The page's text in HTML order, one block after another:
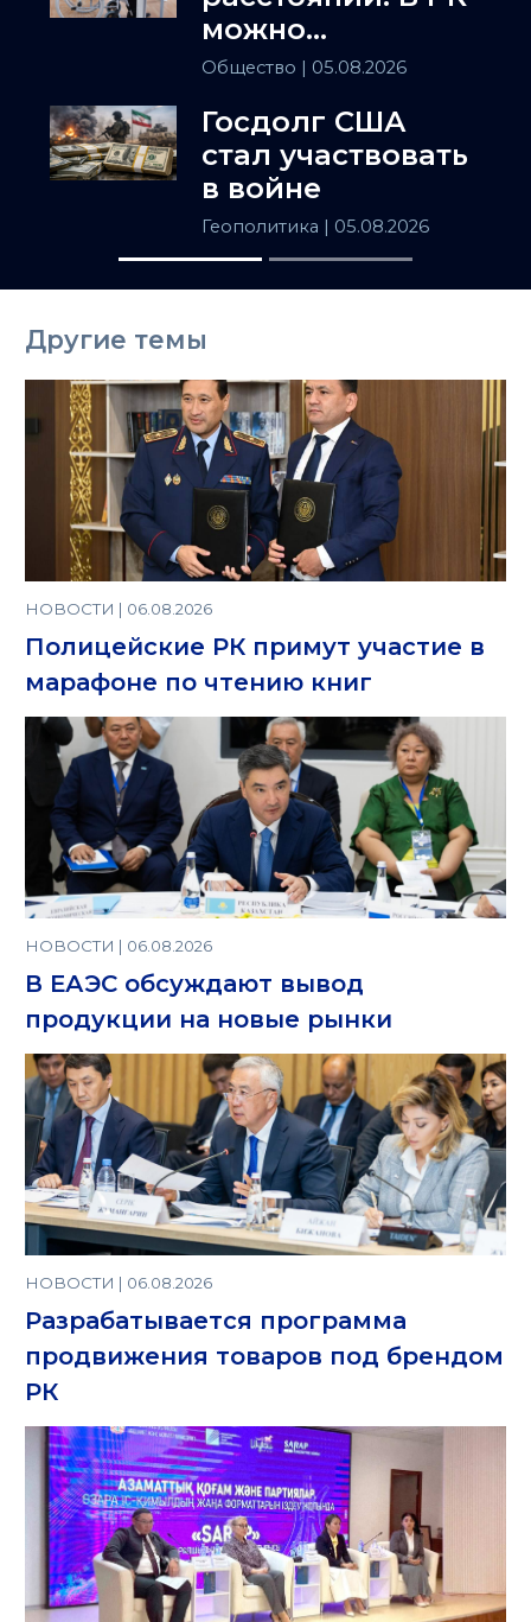
можно
установить
заочно
Общество | 05.08.2026
Госдолг США
стал участвовать
в войне
Геополитика | 05.08.2026
Другие темы
НОВОСТИ | 06.08.2026
Полицейские РК примут участие в
марафоне по чтению книг
НОВОСТИ | 06.08.2026
В ЕАЭС обсуждают вывод
продукции на новые рынки
НОВОСТИ | 06.08.2026
Разрабатывается программа
продвижения товаров под брендом
РК